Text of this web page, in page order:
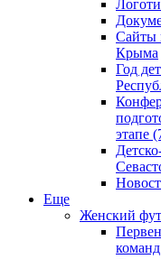
Сайты
Крыма
Год
этапе
Еще
Женский